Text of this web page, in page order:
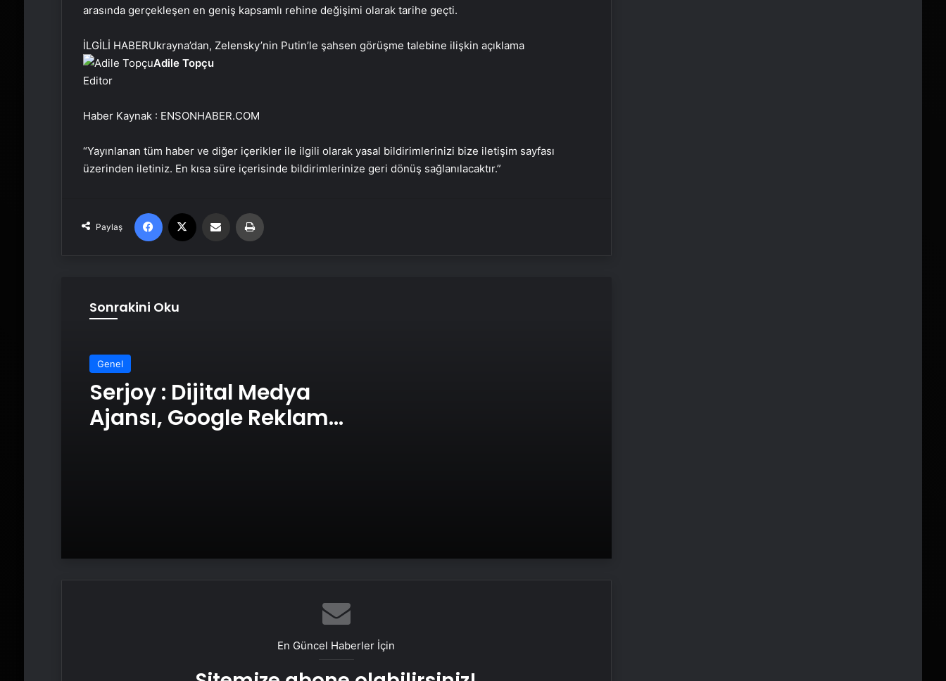
arasında gerçekleşen en geniş kapsamlı rehine değişimi olarak tarihe geçti.
İLGİLİ HABERUkrayna’dan, Zelensky’nin Putin’le şahsen görüşme talebine ilişkin açıklama
Adile Topçu
Editor
Haber Kaynak : ENSONHABER.COM
“Yayınlanan tüm haber ve diğer içerikler ile ilgili olarak yasal bildirimlerinizi bize iletişim sayfası
üzerinden iletiniz. En kısa süre içerisinde bildirimlerinize geri dönüş sağlanılacaktır.”
Paylaş
Facebook Email'den paylaş
Sonrakini Oku
Genel
Serjoy : Dijital Medya
Ajansı, Google Reklam
Tasarım Ajansı
Kırşehir’de sigorta dolandırıcılarına
En Güncel Haberler İçin